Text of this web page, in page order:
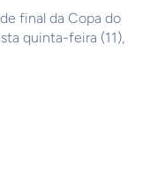
final da Copa do
quinta-feira (11),